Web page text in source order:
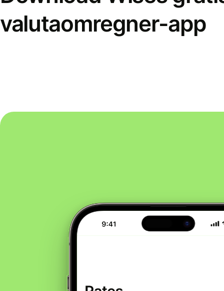
valutaomregner-app